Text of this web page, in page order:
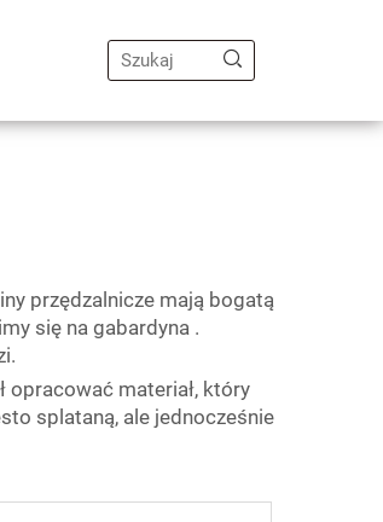
przędzalnicze mają bogatą
się na gabardyna .
opracować materiał, który
splataną, ale jednocześnie